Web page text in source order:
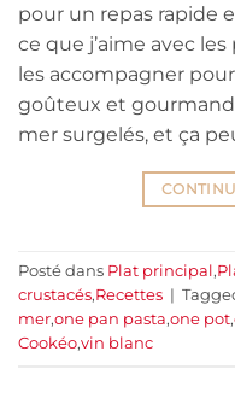
pour un repas rapide
ce que j’aime avec les
les accompagner
goûteux et gourmand
mer surgelés, et ça
Posté dans Plat principal ,
crustacés,Recettes |
mer,one pan pasta,one pot,
Cookéo,vin blanc